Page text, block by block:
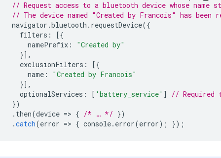
// Request access to a bluetooth device whose
// The device named "Created by Francois" has been
navigator .bluetooth . requestDevice({
filters :
[{
namePrefix :
"Created by"
}],
exclusionFilters :
[{
name :
"Created by Francois"
}],
optionalServices : [ 'battery_service' ]
// Required
})
. then(device => { /* … */ })
.catch(error => { console. error(error); });